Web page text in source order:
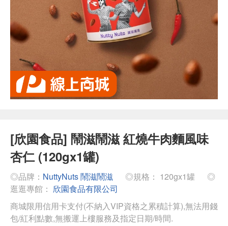
[欣園食品] 鬧滋鬧滋 紅燒牛肉麵風味
杏仁 (120gx1罐)
◎品牌： NuttyNuts 鬧滋鬧滋 ◎規格： 120gx1罐
◎
逛逛專館： 欣園食品有限公司
商城限用信用卡支付(不納入VIP資格之累積計算),無法用錢
包/紅利點數,無搬運上樓服務及指定日期/時間.